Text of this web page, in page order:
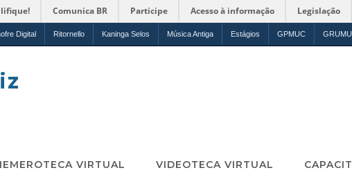
Comunica BR Participe Acesso à informação Legislação
Digital Ritornello Kaninga Selos Música Antiga Estágios GPMUC
VIRTUAL VIDEOTECA VIRTUAL